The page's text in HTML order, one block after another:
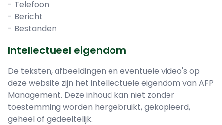
- Telefoon
- Bericht
- Bestanden
Intellectueel eigendom
De teksten, afbeeldingen en eventuele video's op
deze website zijn het intellectuele eigendom van AFP
Management. Deze inhoud kan niet zonder
toestemming worden hergebruikt, gekopieerd,
geheel of gedeeltelijk.